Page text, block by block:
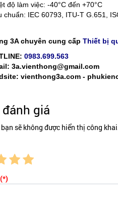
độ làm việc: -40°C đến +70°C
chuẩn: IEC 60793, ITU-T G.651,
3A chuyên cung cấp Thiết bị
0983.699.563
3a.vienthong@gmail.com
vienthong3a.com -
giá
sẽ không được hiển thị công
(*)